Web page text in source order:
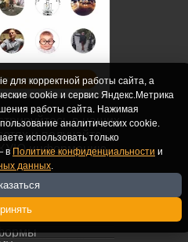
в наших
и получайте
информацию.
для корректной работы сайта, а
cookie и сервис Яндекс.Метрика
работы сайта. Нажимая
аналитических cookie.
использовать только
в Политике конфиденциальности и
данных.